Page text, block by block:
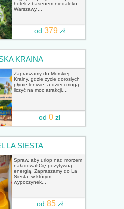
hoteli z basenem niedaleko
Warszawy,...
od379 zł
KRAINA
Zapraszamy do Morskiej
Krainy, gdzie życie dorosłych
płynie leniwie, a dzieci mogą
liczyć na moc atrakcji....
od0 zł
LA SIESTA
Spraw, aby urlop nad morzem
naładował Cię pozytywną
energią. Zapraszamy do La
Siesta, w którym
wypoczynek...
od 85zł